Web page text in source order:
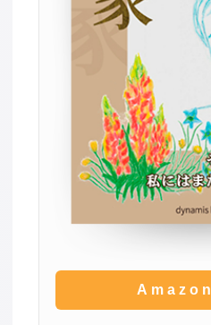
Amazon